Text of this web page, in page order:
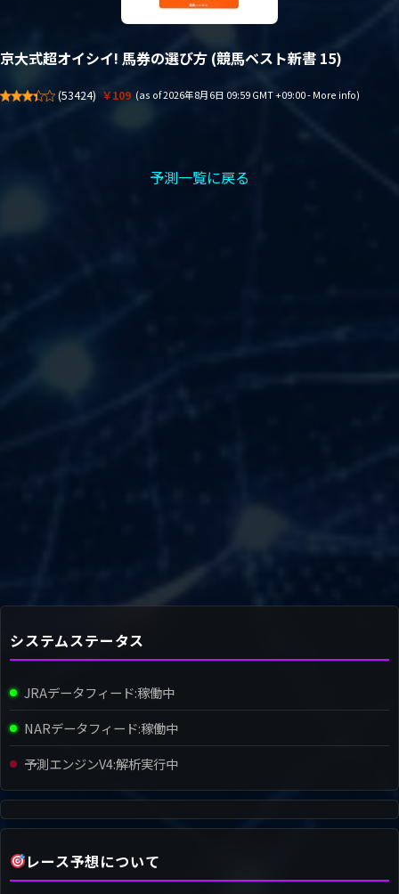
京大式超オイシイ! 馬券の選び方 (競馬ベスト新書 15)
(53424) ￥109 (as of 2026年8月6日 09:59 GMT +09:00 - More info)
予測一覧に戻る
システムステータス
JRAデータフィード:稼働中
NARデータフィード:稼働中
予測エンジンV4:解析実行中
レース予想について